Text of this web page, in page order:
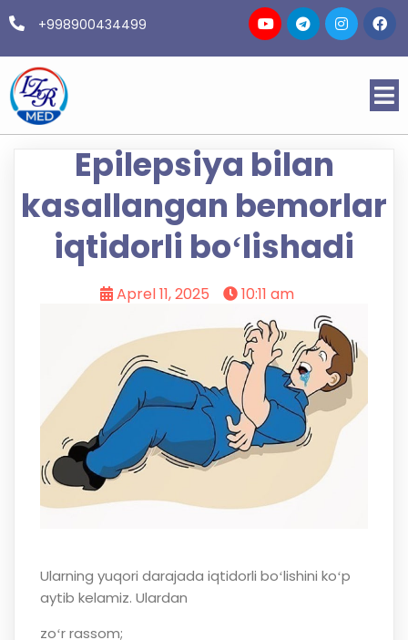
+998900434499
Epilepsiya bilan
kasallangan bemorlar
iqtidorli boʻlishadi
Aprel 11, 2025 10:11 am
Ularning yuqori darajada iqtidorli boʻlishini koʻp
aytib kelamiz. Ulardan
zoʻr rassom;